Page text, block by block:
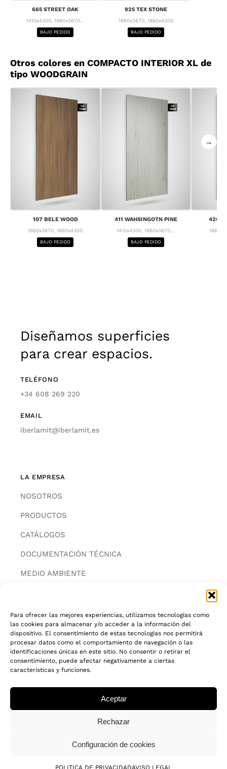
Para ofrecer las mejores experiencias, utilizamos tecnologías como
las cookies para almacenar y/o acceder a la información del
dispositivo. El consentimiento de estas tecnologías nos permitirá
procesar datos como el comportamiento de navegación o las
identificaciones únicas en este sitio. No consentir o retirar el
consentimiento, puede afectar negativamente a ciertas
características y funciones.
Aceptar
Rechazar
Configuración de cookies
POLITICA DE PRIVACIDADAVISO LEGAL
665 STREET OAK
1410x4300, 1860x3670...
BAJO PEDIDO
925 TEX STONE
1860x3670, 1860x4300
BAJO PEDIDO
Otros colores en COMPACTO INTERIOR XL de
tipo WOODGRAIN
107 BELE WOOD
1860x3670, 1860x4300
BAJO PEDIDO
411 WAHSINGOTN PINE
1410x4300, 1860x3670...
BAJO PEDIDO
426
→
Diseñamos superficies
para crear espacios.
TELÉFONO
+34 608 269 220
EMAIL
iberlamit@iberlamit.es
LA EMPRESA
NOSOTROS
PRODUCTOS
CATÁLOGOS
DOCUMENTACIÓN TÉCNICA
MEDIO AMBIENTE
INFORMACIÓN
AVISO LEGAL
POLITICA DE PRIVACIDAD
CADENA DE CUSTODIA FSC®